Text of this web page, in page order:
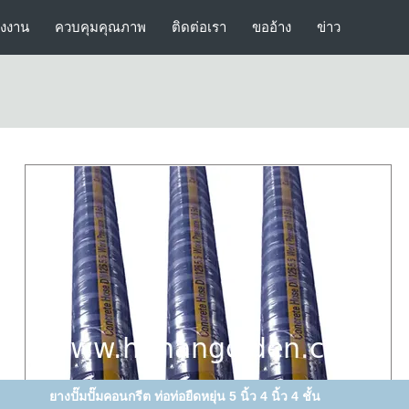
งาน ควบคุมคุณภาพ ติดต่อเรา ขออ้าง ข่าว
ยางปั๊มปั๊มคอนกรีต ท่อท่อยืดหยุ่น 5 นิ้ว 4 นิ้ว 4 ชั้น